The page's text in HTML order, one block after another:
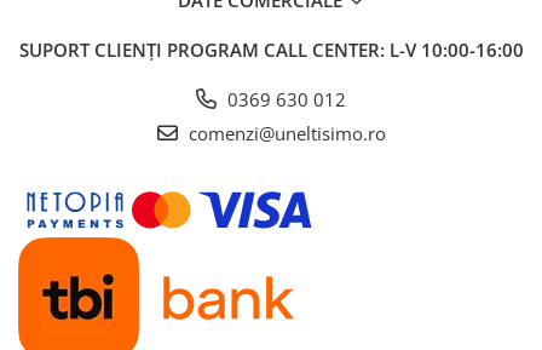
SUPORT CLIENȚI PROGRAM CALL CENTER: L-V 10:00-16:00
0369 630 012
comenzi@uneltisimo.ro